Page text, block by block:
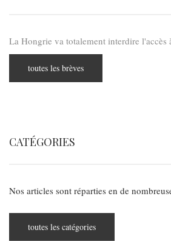
La Hongrie va totalement interdire l'accès
toutes les brèves
CATÉGORIES
Nos articles sont réparties en de
toutes les catégories